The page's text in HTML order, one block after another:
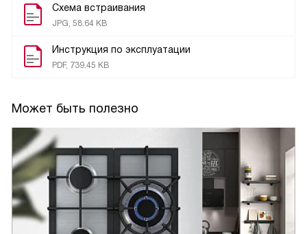
Схема встраивания
JPG, 58.64 KB
Инструкция по эксплуатации
PDF, 739.45 KB
Может быть полезно